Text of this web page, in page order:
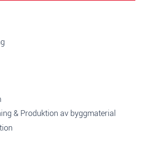
& Produktion av byggmaterial